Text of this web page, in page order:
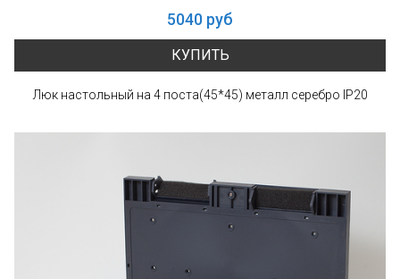
5040 руб
КУПИТЬ
Люк настольный на 4 поста(45*45) металл серебро IP20